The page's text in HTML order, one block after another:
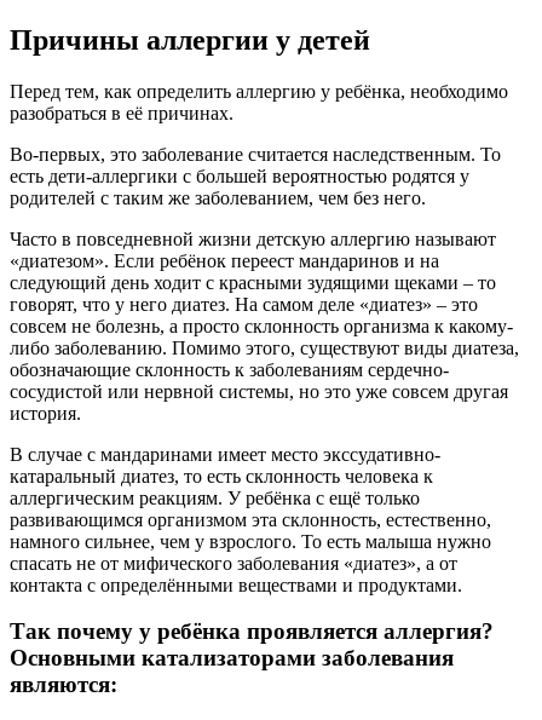
Причины аллергии у детей
Перед тем, как определить аллергию у ребёнка, необходимо
разобраться в её причинах.
Во-первых, это заболевание считается наследственным. То
есть дети-аллергики с большей вероятностью родятся у
родителей с таким же заболеванием, чем без него.
Часто в повседневной жизни детскую аллергию называют
«диатезом». Если ребёнок переест мандаринов и на
следующий день ходит с красными зудящими щеками – то
говорят, что у него диатез. На самом деле «диатез» – это
совсем не болезнь, а просто склонность организма к какому-
либо заболеванию. Помимо этого, существуют виды диатеза,
обозначающие склонность к заболеваниям сердечно-
сосудистой или нервной системы, но это уже совсем другая
история.
В случае с мандаринами имеет место экссудативно-
катаральный диатез, то есть склонность человека к
аллергическим реакциям. У ребёнка с ещё только
развивающимся организмом эта склонность, естественно,
намного сильнее, чем у взрослого. То есть малыша нужно
спасать не от мифического заболевания «диатез», а от
контакта с определёнными веществами и продуктами.
Так почему у ребёнка проявляется аллергия?
Основными катализаторами заболевания
являются: